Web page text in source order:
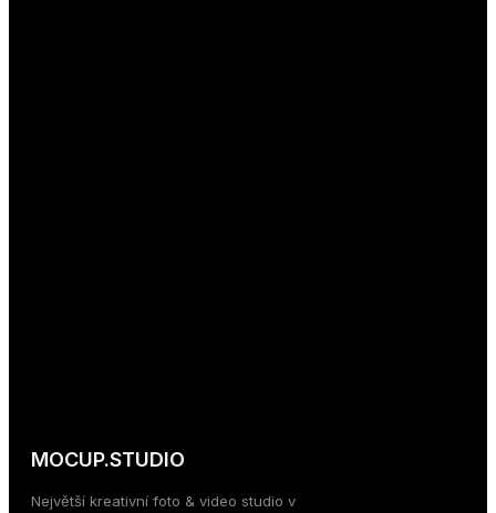
MOCUP.STUDIO
Největší kreativní foto & video studio v